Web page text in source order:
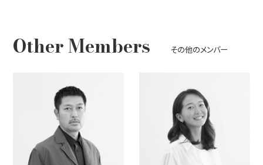
Other Members その他のメンバー